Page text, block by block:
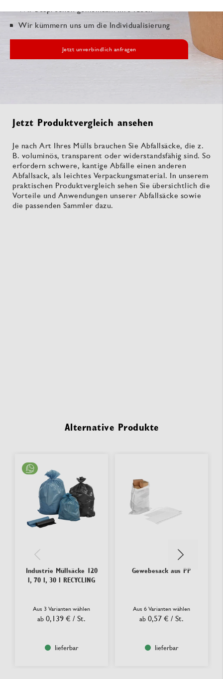
Wir besprechen gemeinsam Ihre Ideen
Wir kümmern uns um die Individualisierung
Jetzt unverbindlich anfragen
Jetzt Produktvergleich ansehen
Je nach Art Ihres Mülls brauchen Sie Abfallsäcke, die z.
B. voluminös, transparent oder widerstandsfähig sind. So
erfordern schwere, kantige Abfälle einen anderen
Abfallsack, als leichtes Verpackungsmaterial. In unserem
praktischen Produktvergleich sehen Sie übersichtlich die
Vorteile und Anwendungen unserer Abfallsäcke sowie
die passenden Sammler dazu.
Alternative Produkte
Industrie Müllsäcke 120
l, 70 l, 30 l RECYCLING
Aus 3 Varianten wählen
ab 0,139 € / St.
lieferbar
Gewebesack aus PP
Aus 6 Varianten wählen
ab 0,57 € / St.
lieferbar